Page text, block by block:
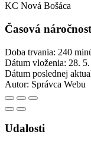
KC Nová Bošáca
Časová
Doba trvania: 240
Dátum vloženia: 28.
Dátum poslednej
Autor: Správca Webu
Udalosti